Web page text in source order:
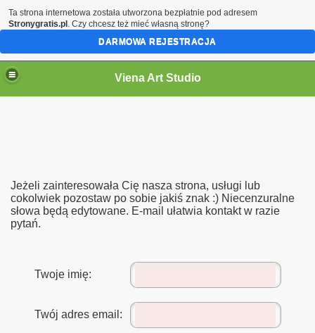
Viena Art Studio
Jeżeli zainteresowała Cię nasza strona, usługi lub
cokolwiek pozostaw po sobie jakiś znak :) Niecenzuralne
słowa będą edytowane. E-mail ułatwia kontakt w razie
pytań.
Twoje imię:
Twój adres email:
Ta strona internetowa została utworzona bezpłatnie pod adresem
Stronygratis.pl . Czy chcesz też mieć własną stronę?
DARMOWA REJESTRACJA